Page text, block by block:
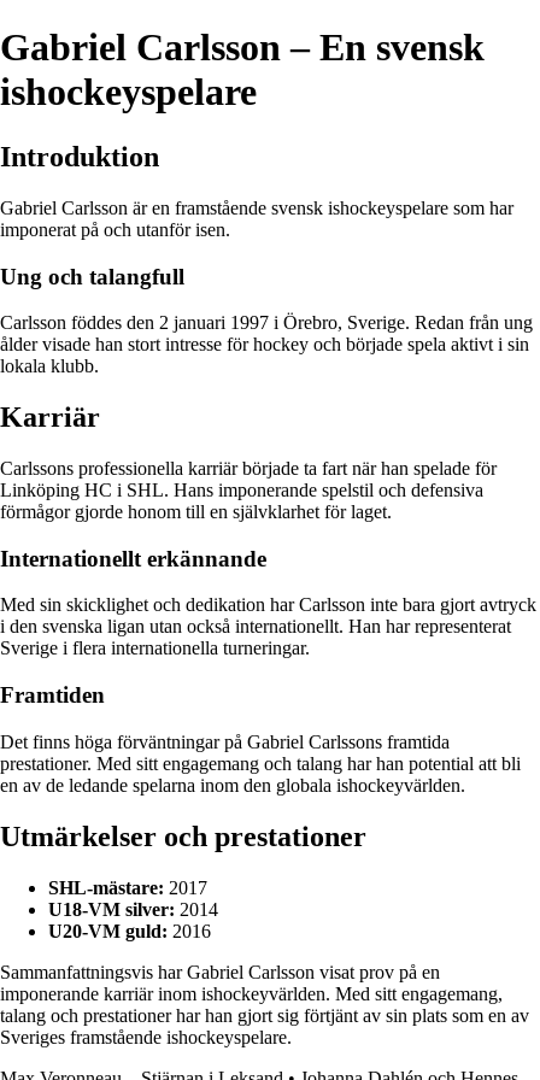
Gabriel Carlsson – En svensk
ishockeyspelare
Introduktion
Gabriel Carlsson är en framstående svensk ishockeyspelare som har
imponerat på och utanför isen.
Ung och talangfull
Carlsson föddes den 2 januari 1997 i Örebro, Sverige. Redan från ung
ålder visade han stort intresse för hockey och började spela aktivt i sin
lokala klubb.
Karriär
Carlssons professionella karriär började ta fart när han spelade för
Linköping HC i SHL. Hans imponerande spelstil och defensiva
förmågor gjorde honom till en självklarhet för laget.
Internationellt erkännande
Med sin skicklighet och dedikation har Carlsson inte bara gjort avtryck
i den svenska ligan utan också internationellt. Han har representerat
Sverige i flera internationella turneringar.
Framtiden
Det finns höga förväntningar på Gabriel Carlssons framtida
prestationer. Med sitt engagemang och talang har han potential att bli
en av de ledande spelarna inom den globala ishockeyvärlden.
Utmärkelser och prestationer
SHL-mästare: 2017
U18-VM silver: 2014
U20-VM guld: 2016
Sammanfattningsvis har Gabriel Carlsson visat prov på en
imponerande karriär inom ishockeyvärlden. Med sitt engagemang,
talang och prestationer har han gjort sig förtjänt av sin plats som en av
Sveriges framstående ishockeyspelare.